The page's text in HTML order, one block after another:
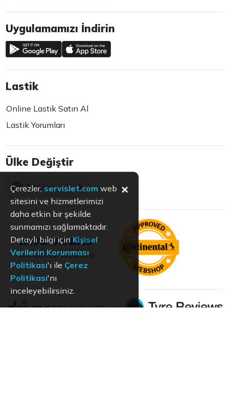
Uygulamamızı İndirin
Lastik
Online Lastik Satın Al
Lastik Yorumları
Ülke Değiştir
Türkiye
Çerezler, servislet.com web
sitesini ve hizmetlerimizi
daha etkin bir şekilde
sunmamızı sağlamaktadır.
Detaylı bilgi içinKişisel
Verilerin Korunması
Politikası'ı ile Çerez
Politikası'nı
inceleyebilirsiniz.
×